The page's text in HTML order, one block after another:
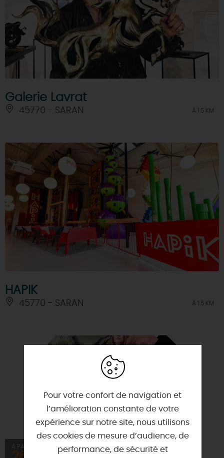
Galerie Lavrat
45770 - SARAN À 1.5 KM
HAPIK
45770 - SARAN À 1.5 KM
À PARTIR DE
Pour votre confort de navigation et
l’amélioration constante de votre
expérience sur notre site, nous utilisons
des cookies de mesure d’audience, de
performance, de sécurité et